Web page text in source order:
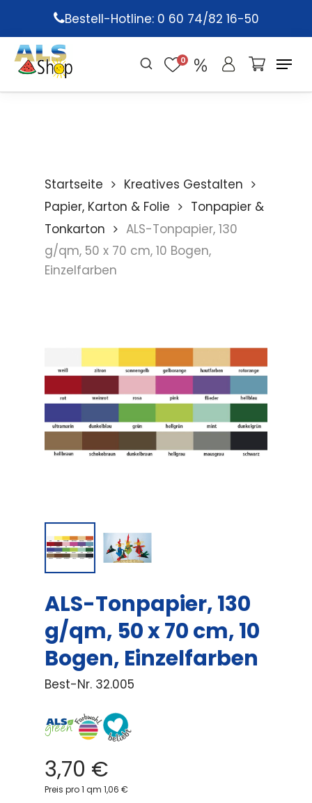
main
content
Bestell-Hotline: 0 60 74/82 16-50
0
Startseite
Kreatives Gestalten
Papier, Karton & Folie
Tonpapier &
Tonkarton
ALS-Tonpapier, 130
g/qm, 50 x 70 cm, 10 Bogen,
Einzelfarben
ALS-Tonpapier, 130
g/qm, 50 x 70 cm, 10
Bogen, Einzelfarben
Best-Nr. 32.005
3,70 €
Preis pro 1 qm 1,06 €